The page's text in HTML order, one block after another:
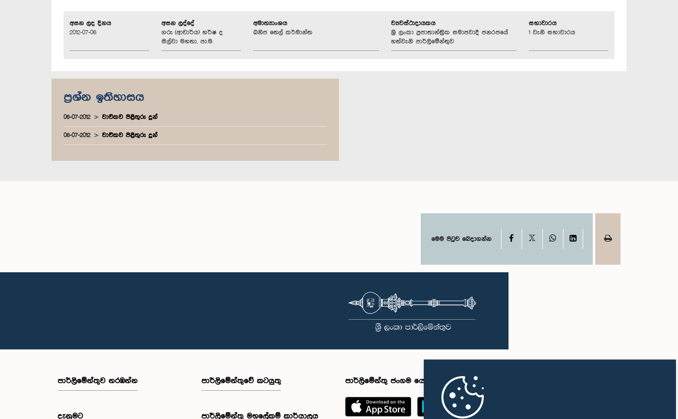
අසන ලද දිනය
2012-07-06
අසන ලද්දේ
ගරු (ආචාර්ය) හර්ෂ ද
සිල්වා මහතා, පා.ම.
අමාත්‍යාංශය
ඛනිජ තෙල් කර්මාන්ත
ව්‍යවස්ථාදායකය
ශ්‍රී ලංකා ප්‍රජාතාන්ත්‍රික සමාජවාදී ජනරජයේ
හත්වැනි පාර්ලිමේන්තුව
සභාවාරය
1 වැනි සභාවාරය
ප්‍රශ්න ඉතිහාසය
06-07-2012 වාචිකව පිළිතුරු දුන්
06-07-2012 වාචිකව පිළිතුරු දුන්
මෙම පිටුව බෙදාගන්න Facebook WhatsAppLinkedIn
පාර්ලි‌මේන්තුව නරඹන්න
දැනුමට
පාර්ලිමේන්තුවේ කටයුතු
පාර්ලිමේන්තු මහලේකම් කාර්යාලය
පාර්ලිමේන්තු ජංගම යෙදුම